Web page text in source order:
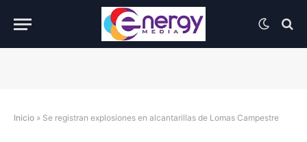
Inicio » Se registran explosiones en alcantarillas de Lomas Campestre